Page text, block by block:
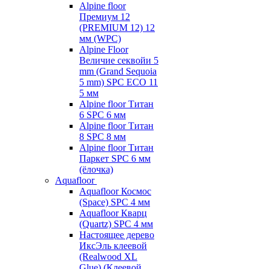
Alpine floor
Премиум 12
(PREMIUM 12) 12
мм (WPC)
Alpine Floor
Величие секвойи 5
mm (Grand Sequoia
5 mm) SPC ECO 11
5 мм
Alpine floor Титан
6 SPC 6 мм
Alpine floor Титан
8 SPC 8 мм
Alpine floor Титан
Паркет SPC 6 мм
(ёлочка)
Aquafloor
Aquafloor Космос
(Space) SPC 4 мм
Aquafloor Кварц
(Quartz) SPC 4 мм
Настоящее дерево
ИксЭль клеевой
(Realwood XL